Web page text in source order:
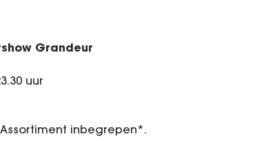
Grandeur
uur
inbegrepen*.